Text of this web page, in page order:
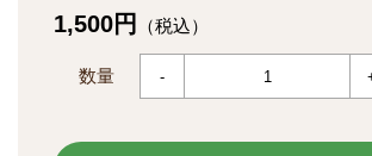
1,500円 （税込）
数量 -